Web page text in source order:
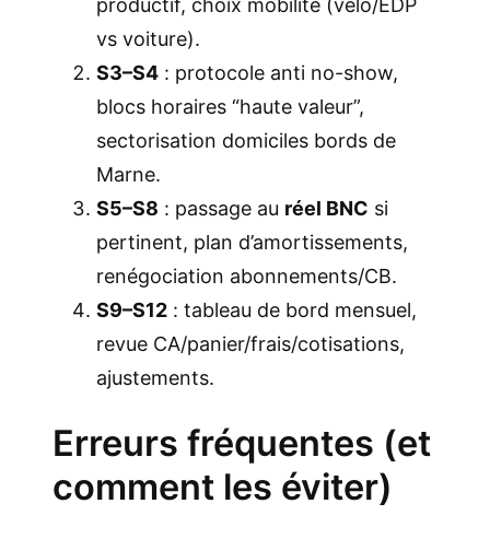
productif, choix mobilité (vélo/EDP
vs voiture).
S3–S4 : protocole anti no-show,
blocs horaires “haute valeur”,
sectorisation domiciles bords de
Marne.
S5–S8 : passage au réel BNC si
pertinent, plan d’amortissements,
renégociation abonnements/CB.
S9–S12 : tableau de bord mensuel,
revue CA/panier/frais/cotisations,
ajustements.
Erreurs fréquentes (et
comment les éviter)